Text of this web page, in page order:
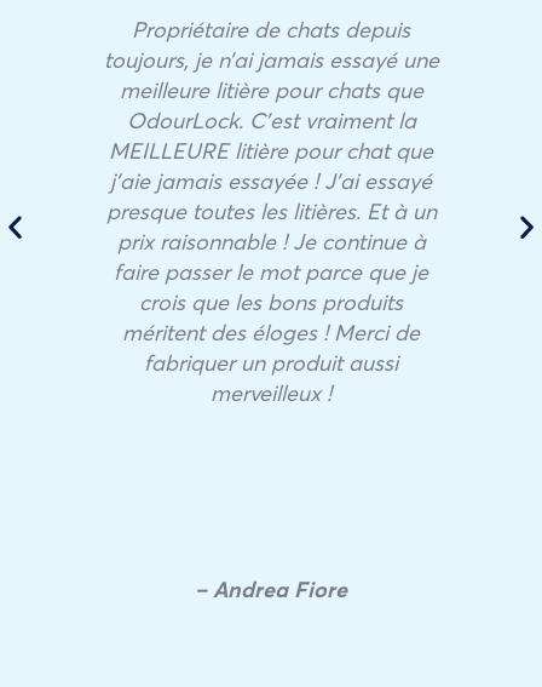
Propriétaire de chats depuis
toujours, je n’ai jamais essayé une
meilleure litière pour chats que
OdourLock. C’est vraiment la
MEILLEURE litière pour chat que
j’aie jamais essayée ! J’ai essayé
presque toutes les litières. Et à un
prix raisonnable ! Je continue à
faire passer le mot parce que je
crois que les bons produits
méritent des éloges ! Merci de
fabriquer un produit aussi
merveilleux !
– Andrea Fiore